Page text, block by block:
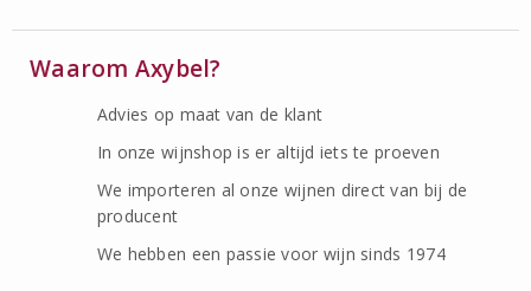
Waarom Axybel?
Advies op maat van de klant
In onze wijnshop is er altijd iets te proeven
We importeren al onze wijnen direct van bij de
producent
We hebben een passie voor wijn sinds 1974